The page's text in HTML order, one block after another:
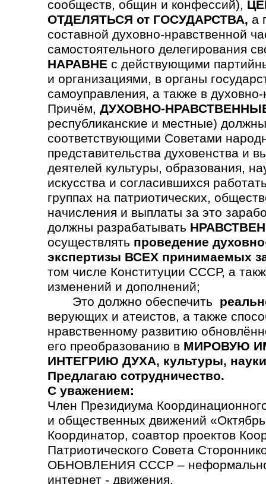
сообществ, общин и конфессий),
ОТДЕЛЯТЬСЯ от ГОСУДАРСТВА, а
составной духовно-нравственной
самостоятельного делегирования
НАРАВНЕ с действующими
и организациями, в органы
самоуправления, а также в
Причём, ДУХОВНО-
республиканские и местные)
соответствующими Советами
предста­вительства духовен­ства и
деятелей культуры, образования,
искусства и согла­сившихся
группах на патриотических,
начисления и выплаты за это
должны разрабатывать
осуществлять проведение
экспертизы ВСЕХ принимаемых
том числе Конституции СССР, а
изменений и дополнений;
Это должно обеспечить
верующих и атеистов, а также
нравственному развитию
его преобразованию в МИРОВУЮ
ИНТЕГРИЮ ДУХА, культуры,
Предлагаю сотрудничество.
С уважением:
Член Президиума
и общественных движений
Координатор, соавтор проектов
Патриотического Совета
ОБНОВЛЕНИЯ СССР –
интернет - движения,